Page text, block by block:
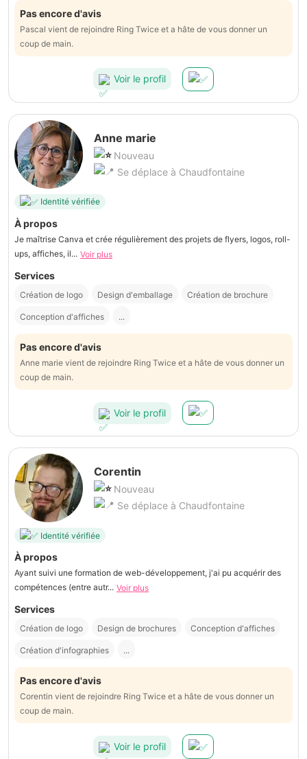
Pas encore d'avis
Pascal vient de rejoindre Ring Twice et a hâte de vous donner un
coup de main.
Voir le profil
Anne marie
Nouveau
Se déplace à Chaudfontaine
Identité vérifiée
À propos
Je maîtrise Canva et crée régulièrement des projets de flyers, logos, roll-
ups, affiches, il... Voir plus
Services
Création de logo Design d'emballage Création de brochure
Conception d'affiches ...
Pas encore d'avis
Anne marie vient de rejoindre Ring Twice et a hâte de vous donner un
coup de main.
Voir le profil
Corentin
Nouveau
Se déplace à Chaudfontaine
Identité vérifiée
À propos
Ayant suivi une formation de web-développement, j'ai pu acquérir des
compétences (entre autr... Voir plus
Services
Création de logo Design de brochures Conception d'affiches
Création d'infographies ...
Pas encore d'avis
Corentin vient de rejoindre Ring Twice et a hâte de vous donner un
coup de main.
Voir le profil